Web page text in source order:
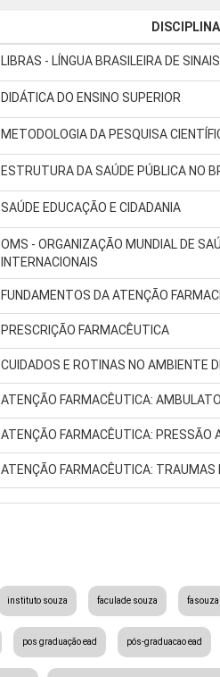
DISCIPLINA
LIBRAS - LÍNGUA BRASILEIRA DE SINAIS
DIDÁTICA DO ENSINO SUPERIOR
METODOLOGIA DA PESQUISA
ESTRUTURA DA SAÚDE PÚBLICA NO
SAÚDE EDUCAÇÃO E CIDADANIA
OMS - ORGANIZAÇÃO MUNDIAL DE
INTERNACIONAIS
FUNDAMENTOS DA ATENÇÃO
PRESCRIÇÃO FARMACÊUTICA
CUIDADOS E ROTINAS NO AMBIENTE
ATENÇÃO FARMACÊUTICA:
ATENÇÃO FARMACÊUTICA: PRESSÃO
ATENÇÃO FARMACÊUTICA: TRAUMAS
instituto souza faculade souza fasouza
pos graduação ead pós-graduacao ead